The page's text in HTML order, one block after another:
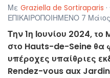
Με Graziella de Sortiraparis
ΕΠΙΚΑΙΡΟΠΟΙΗΜΕΝΟ 7 Μάιος
Την 1η Ιουνίου 2024,
στο Hauts-de-Seine θα
υπέροχες υπαίθριες
Rendez-vous aux